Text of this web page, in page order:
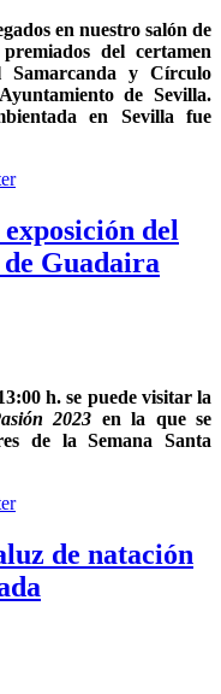
en nuestro salón de
del certamen
y Círculo
de Sevilla.
en Sevilla fue
del
Guadaira
h. se puede visitar la
2023 en la que se
de la Semana Santa
de natación